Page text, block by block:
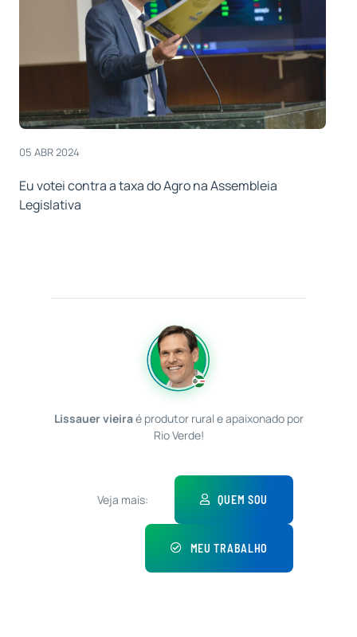
05 ABR 2024
Eu votei contra a taxa do Agro na Assembleia
Legislativa
Lissauer vieiraé produtor rural e apaixonado por
Rio Verde!
Veja mais: QUEM SOU
MEU TRABALHO